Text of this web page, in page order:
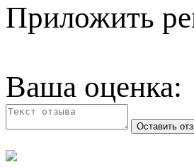
Приложить
Ваша оценка: